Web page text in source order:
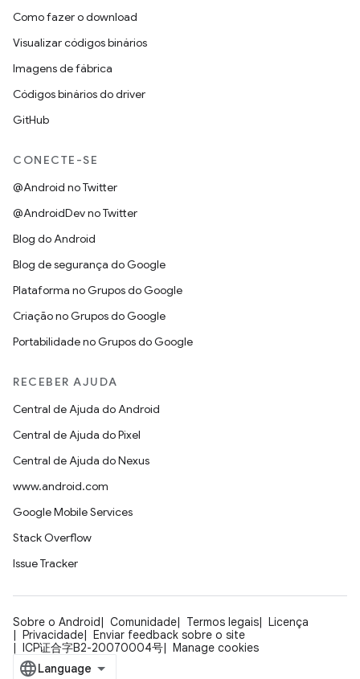
Como fazer o download
Visualizar códigos binários
Imagens de fábrica
Códigos binários do driver
GitHub
CONECTE-SE
@Android no Twitter
@AndroidDev no Twitter
Blog do Android
Blog de segurança do Google
Plataforma no Grupos do Google
Criação no Grupos do Google
Portabilidade no Grupos do Google
RECEBER AJUDA
Central de Ajuda do Android
Central de Ajuda do Pixel
Central de Ajuda do Nexus
www.android.com
Google Mobile Services
Stack Overflow
Issue Tracker
Sobre o Android Comunidade Termos legais
Licença
Privacidade
Enviar feedback sobre o site
ICP证合字B2-20070004号
Manage cookies